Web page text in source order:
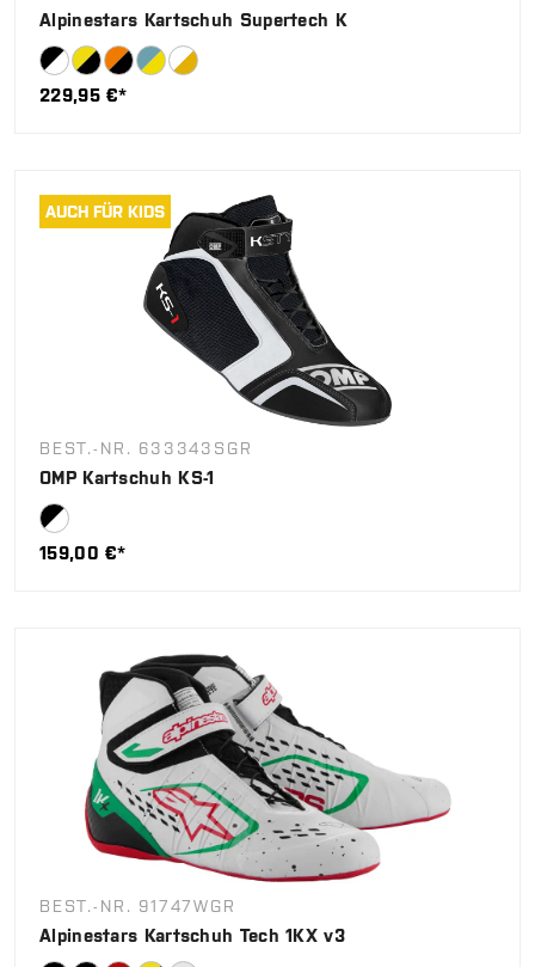
Alpinestars Kartschuh Supertech K
229,95 €*
AUCH FÜR KIDS
BEST.-NR. 633343SGR
OMP Kartschuh KS-1
159,00 €*
BEST.-NR. 91747WGR
Alpinestars Kartschuh Tech 1KX v3